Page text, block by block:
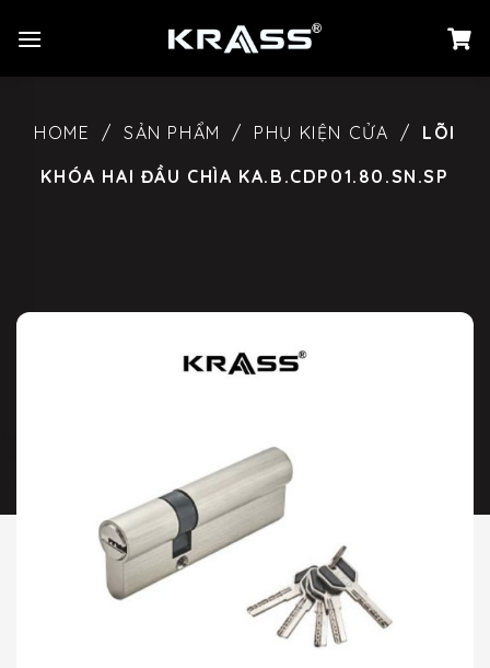
đến
HOME
/ SẢN PHẨM / PHỤ KIỆN CỬA /
LÕI
KHÓA HAI ĐẦU CHÌA KA.B.CDP01.80.SN.SP